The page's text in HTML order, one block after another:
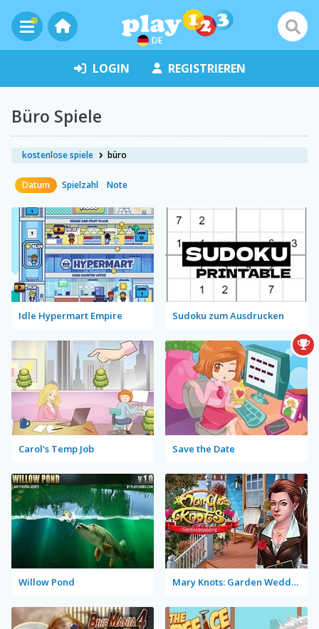
DE
LOGIN REGISTRIEREN
Büro Spiele
kostenlose spiele büro
Datum Spielzahl Note
Idle Hypermart Empire Sudoku zum Ausdrucken
Carol's Temp Job Save the Date
Willow Pond Mary Knots: Garden Wedding